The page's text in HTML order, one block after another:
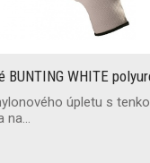
BUNTING WHITE
úpletu s